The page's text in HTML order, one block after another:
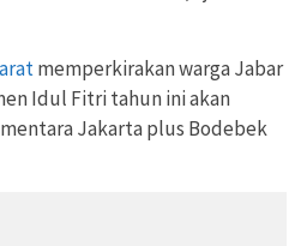
memperkirakan warga Jabar
Idul Fitri tahun ini akan
Jakarta plus Bodebek